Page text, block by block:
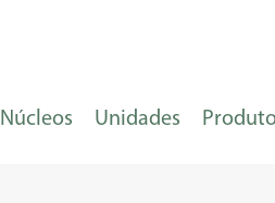
Núcleos Unidades